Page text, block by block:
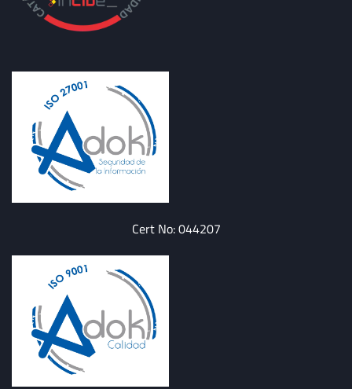
Cert No: 044207